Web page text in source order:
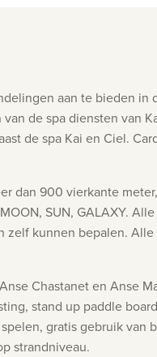
aan te bieden in
de spadiensten van
de spa Kai en Ciel.
dan 900 vierkante
SUN, GALAXY.
zelf kunnen bepalen.
Chastanet en Anse
stand up paddle
gratis gebruik van
strandniveau.